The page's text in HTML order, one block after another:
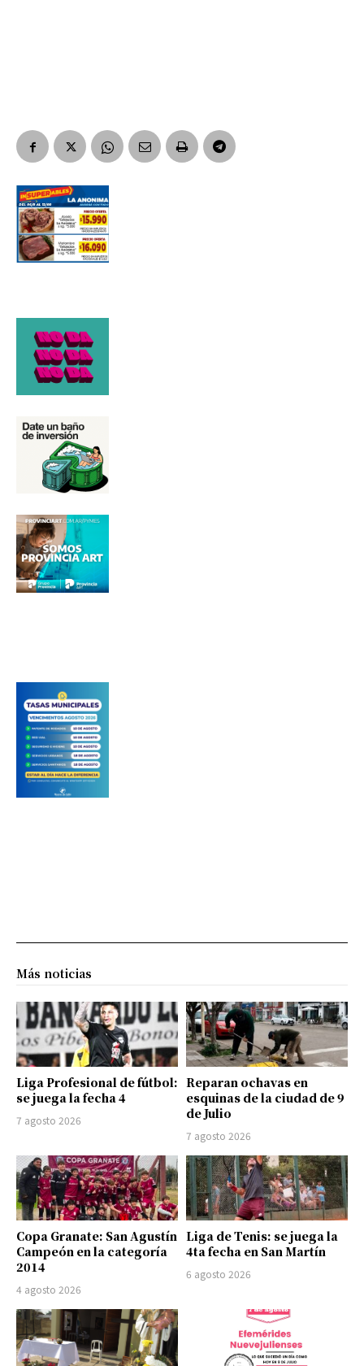
Apellidos
Más noticias
Liga Profesional de fútbol:
se juega la fecha 4
7 agosto 2026
Reparan ochavas en
esquinas de la ciudad de 9
de Julio
7 agosto 2026
Copa Granate: San Agustín
Campeón en la categoría
2014
4 agosto 2026
Liga de Tenis: se juega la
4ta fecha en San Martín
6 agosto 2026